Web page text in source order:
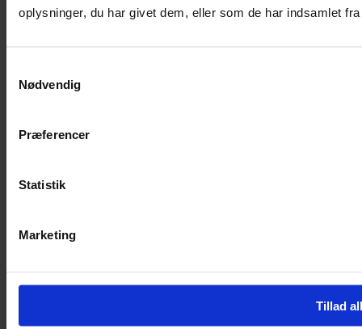
oplysninger, du har givet dem, eller som de har indsamlet
Nødvendig
Præferencer
Statistik
Marketing
Tillad
Facebook-f Instagram
Handelsbetingelser
Handelsbetingelser
Om Yarn Every Wear
Mandag – Fredag 10:00 – 17:30